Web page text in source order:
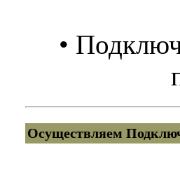
•
Осуществляем